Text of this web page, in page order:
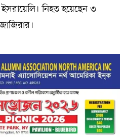
নিহত হয়েছেন ৩